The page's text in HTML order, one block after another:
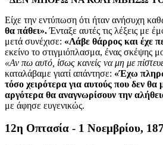
Είχε την εντύπωση ότι ήταν ανήσυχη
θα πάθει».Ένταξε αυτές τις λέξεις με
μετά συνέχισε: «Λάβε θάρρος και έχε
εκείνο το στιγμιόπλασμα, ένας σκέψης
«Αν πω αυτό, ίσως κανείς να μη με
καταλάβαμε γιατί απάντησε: «Έχω
τόσο χειρότερα για αυτούς που δεν θα
αργότερα θα αναγνωρίσουν την
με άφησε ευγενικώς.
12η Οπτασία - 1 Νοεμβρίου,